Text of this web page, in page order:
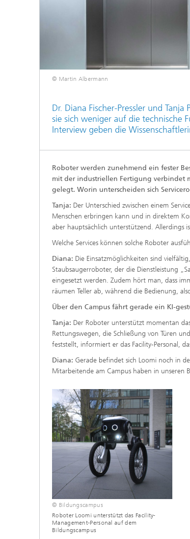
© Martin Albermann
Dr. Diana Fischer-Pressler und
sie sich weniger auf die technische
Interview geben die
Roboter werden zunehmend ein fester
mit der industriellen Fertigung verbindet
gelegt. Worin unterscheiden sich
Tanja: Der Unterschied zwischen einem
Menschen erbringen kann und in direktem
aber hauptsächlich unterstützend. Allerdings
Welche Services können solche Roboter
Diana: Die Einsatzmöglichkeiten sind
Staubsaugerroboter, der die Dienstleistung
eingesetzt werden. Zudem hört man, dass
räumen Teller ab, während die Bedienung,
Über den Campus fährt gerade ein KI-
Tanja: Der Roboter unterstützt momentan
Rettungswegen, die Schließung von Türen
feststellt, informiert er das Facility-Personal,
Diana: Gerade befindet sich Loomi noch in
Mitarbeitende am Campus haben in unseren
© Bildungscampus
Roboter Loomi unterstützt das Facility-
Management-Personal auf dem
Bildungscampus